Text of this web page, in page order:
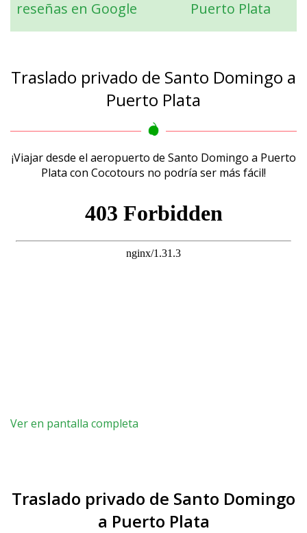
reseñas en Google
Puerto Plata
Traslado privado de Santo Domingo a
Puerto Plata
¡Viajar desde el aeropuerto de Santo Domingo a Puerto
Plata con Cocotours no podría ser más fácil!
Ver en pantalla completa
Traslado privado de Santo Domingo
a Puerto Plata